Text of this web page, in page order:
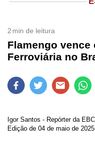
2 min de leitura
Flamengo
Ferroviária no
Igor Santos - Repórter da
Edição de 04 de maio de 2025